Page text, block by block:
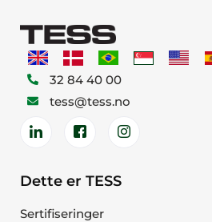
32 84 40 00
tess@tess.no
Dette er TESS
Sertifiseringer